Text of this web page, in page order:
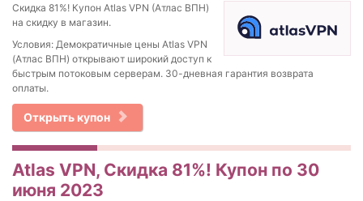
Скидка 81%! Купон Atlas VPN (Атлас ВПН)
на скидку в магазин.
Условия: Демократичные цены Atlas VPN
(Атлас ВПН) открывают широкий доступ к
быстрым потоковым серверам. 30-дневная гарантия возврата
оплаты.
Открыть купон
Atlas VPN, Скидка 81%! Купон по 30
июня 2023